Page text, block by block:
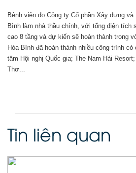
Bệnh viện do Công ty Cổ phần Xây dựng
Bình làm nhà thầu chính, với tổng diện tích
cao 8 tầng và dự kiến sẽ hoàn thành trong
Hòa Bình đã hoàn thành nhiều công trình
tâm Hội nghị Quốc gia; The Nam Hải
Thơ...
Tin liên quan